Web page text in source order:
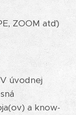
ZOOM atď)
úvodnej
a know-